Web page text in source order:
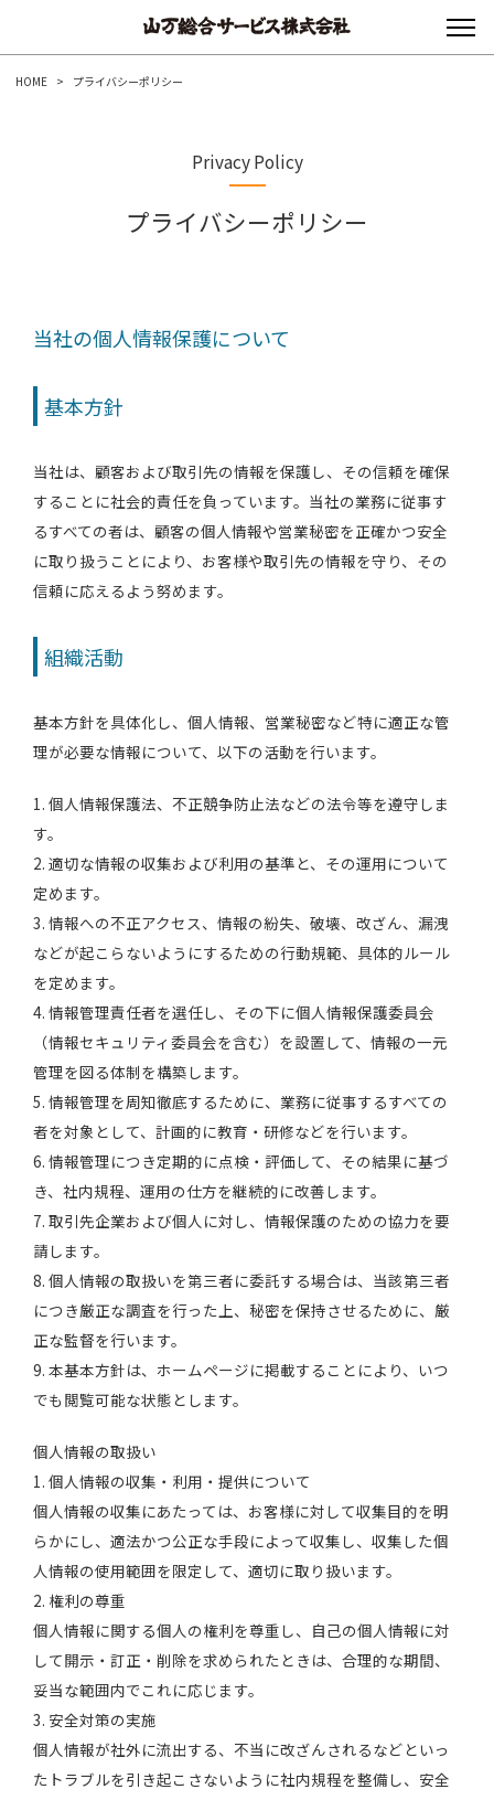
HOME > プライバシーポリシー
Privacy Policy
プライバシーポリシー
当社の個人情報保護について
基本方針
当社は、顧客および取引先の情報を保護し、その信頼を確保
することに社会的責任を負っています。当社の業務に従事す
るすべての者は、顧客の個人情報や営業秘密を正確かつ安全
に取り扱うことにより、お客様や取引先の情報を守り、その
信頼に応えるよう努めます。
組織活動
基本方針を具体化し、個人情報、営業秘密など特に適正な管
理が必要な情報について、以下の活動を行います。
1. 個人情報保護法、不正競争防止法などの法令等を遵守しま
す。
2. 適切な情報の収集および利用の基準と、その運用について
定めます。
3. 情報への不正アクセス、情報の紛失、破壊、改ざん、漏洩
などが起こらないようにするための行動規範、具体的ルール
を定めます。
4. 情報管理責任者を選任し、その下に個人情報保護委員会
（情報セキュリティ委員会を含む）を設置して、情報の一元
管理を図る体制を構築します。
5. 情報管理を周知徹底するために、業務に従事するすべての
者を対象として、計画的に教育・研修などを行います。
6. 情報管理につき定期的に点検・評価して、その結果に基づ
き、社内規程、運用の仕方を継続的に改善します。
7. 取引先企業および個人に対し、情報保護のための協力を要
請します。
8. 個人情報の取扱いを第三者に委託する場合は、当該第三者
につき厳正な調査を行った上、秘密を保持させるために、厳
正な監督を行います。
9. 本基本方針は、ホームページに掲載することにより、いつ
でも閲覧可能な状態とします。
個人情報の取扱い
1. 個人情報の収集・利用・提供について
個人情報の収集にあたっては、お客様に対して収集目的を明
らかにし、適法かつ公正な手段によって収集し、収集した個
人情報の使用範囲を限定して、適切に取り扱います。
2. 権利の尊重
個人情報に関する個人の権利を尊重し、自己の個人情報に対
して開示・訂正・削除を求められたときは、合理的な期間、
妥当な範囲内でこれに応じます。
3. 安全対策の実施
個人情報が社外に流出する、不当に改ざんされるなどといっ
たトラブルを引き起こさないように社内規程を整備し、安全